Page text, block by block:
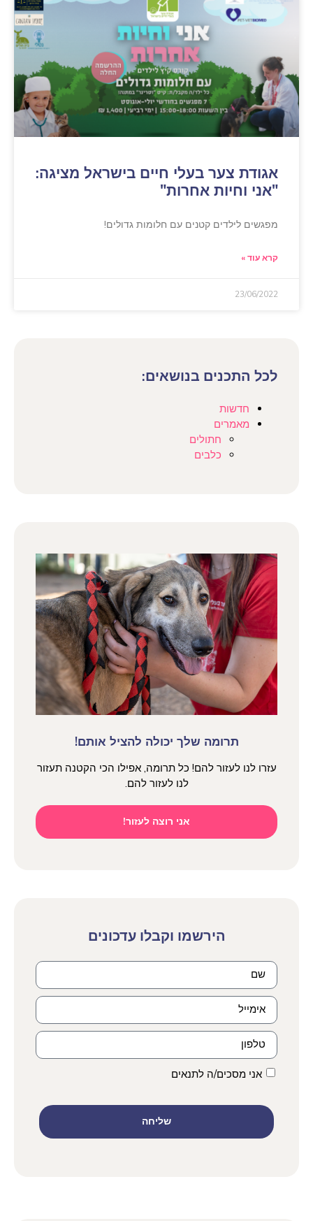
אגודת צער בעלי חיים בישראל מציגה:
"אני וחיות אחרות"
מפגשים לילדים קטנים עם חלומות גדולים!
קרא עוד »
23/06/2022
לכל התכנים בנושאים:
חדשות
מאמרים
חתולים
כלבים
תרומה שלך יכולה להציל אותם!
עזרו לנו לעזור להם! כל תרומה, אפילו הכי הקטנה תעזור
לנו לעזור להם.
אני רוצה לעזור!
הירשמו וקבלו עדכונים
אני מסכים/ה לתנאים
שליחה